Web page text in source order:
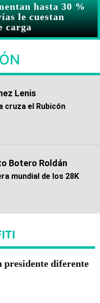
hasta 30 %
le cuestan
carga
Lenis
cruza el Rubicón
Botero Roldán
mundial de los 28K
presidente diferente